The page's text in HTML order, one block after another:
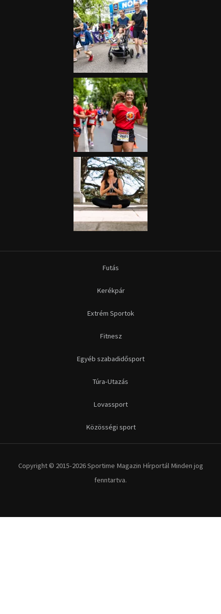
Futás
Kerékpár
Extrém Sportok
Fitnesz
Egyéb szabadidősport
Túra-Utazás
Lovassport
Közösségi sport
Copyright © 2015-2026 Sportime Magazin Hírportál Minden jog
fenntartva.